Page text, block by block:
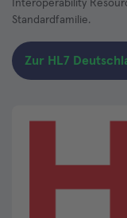
Interoperability
Standardfamilie.
Zur HL7